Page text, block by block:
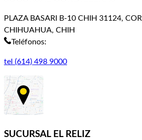
PLAZA BASARI B-10 CHIH 31124,
CHIHUAHUA, CHIH
Teléfonos:
tel (614) 498 9000
SUCURSAL EL RELIZ